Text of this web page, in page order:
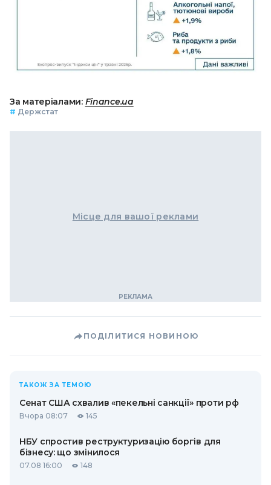
За матеріалами: Finance.ua
# Держстат
Місце для вашої реклами
ПОДІЛИТИСЯ НОВИНОЮ
ТАКОЖ ЗА ТЕМОЮ
Сенат США схвалив «пекельні санкції» проти рф
Вчора 08:07 145
НБУ спростив реструктуризацію боргів для
бізнесу: що змінилося
07.08 16:00 148